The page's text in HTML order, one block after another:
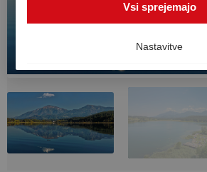
zagotoviti, obstaja pa tveganje, da
obdelujejo podatke za namene
Nastavitve
Vsi sprejemajo